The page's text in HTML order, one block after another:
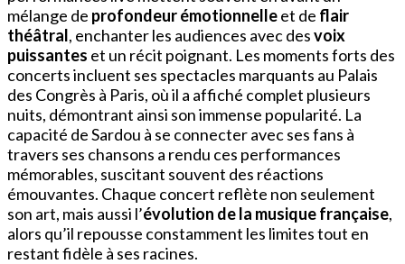
mélange de profondeur émotionnelleet de flair
théâtral, enchanter les audiences avec desvoix
puissantes et un récit poignant. Les moments forts des
concerts incluent ses spectacles marquants au Palais
des Congrès à Paris, où il a affiché complet plusieurs
nuits, démontrant ainsi son immense popularité. La
capacité de Sardou à se connecter avec ses fans à
travers ses chansons a rendu ces performances
mémorables, suscitant souvent des réactions
émouvantes. Chaque concert reflète non seulement
son art, mais aussi l’évolution de la musique française,
alors qu’il repousse constamment les limites tout en
restant fidèle à ses racines.